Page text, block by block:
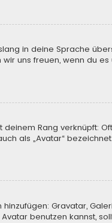
in deine Sprache
uns freuen, wenn du
Rang verknüpft:
als „Avatar“
Gravatar,
benutzen kannst,